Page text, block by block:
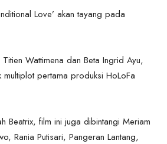
Love’ akan tayang pada
Wattimena dan Beta Ingrid Ayu,
pertama produksi HoLoFa
Beatrix, film ini juga dibintangi Meriam
Rania Putisari, Pangeran Lantang,